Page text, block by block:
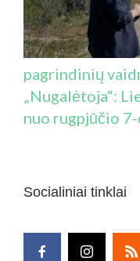
pagrindinių
„Nugalėtoja“:
nuo rugpjūčio
Socialiniai tinklai